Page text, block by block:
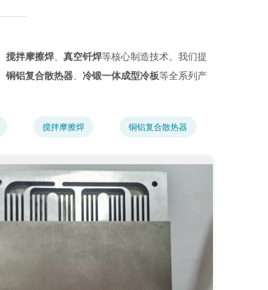
搅拌摩擦焊、 真空钎焊等核心制造技术。我们提
铜铝复合散热器、 冷锻一体成型冷板等全系列产
搅拌摩擦焊 铜铝复合散热器